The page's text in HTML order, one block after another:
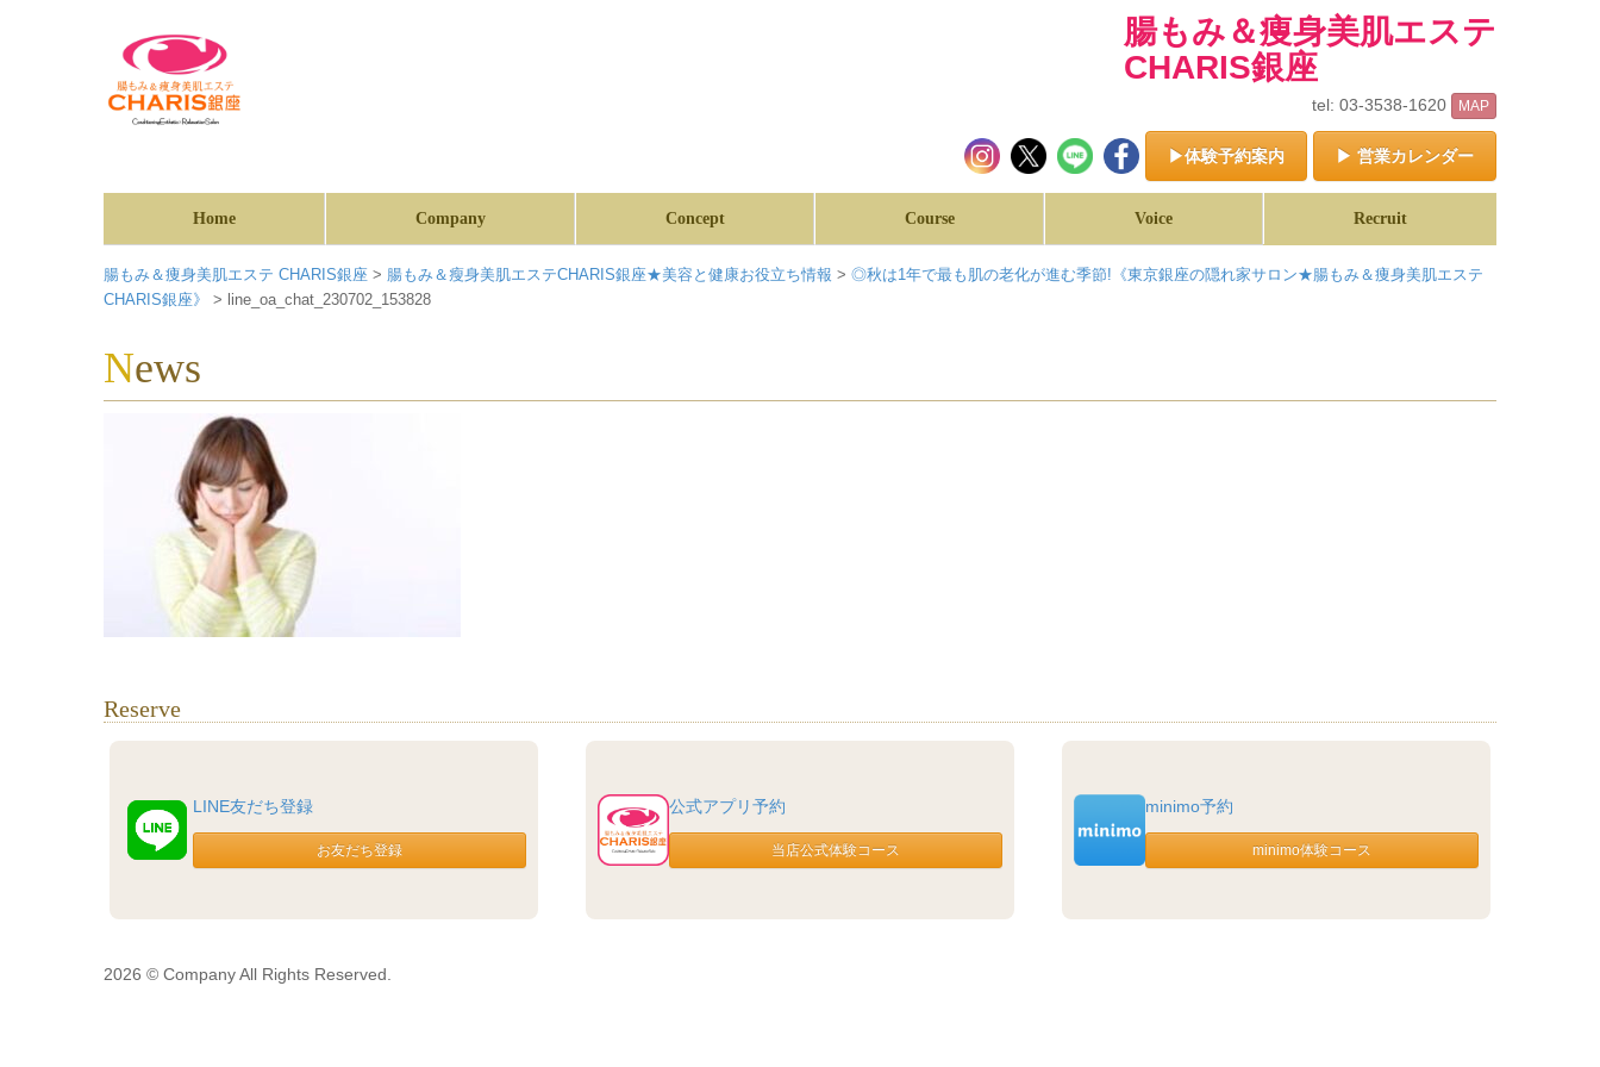
腸もみ＆痩身美肌エステ
CHARIS銀座
tel: 03-3538-1620 MAP
▶体験予約案内 ▶ 営業カレンダー
Home Company Concept Course Voice Recruit
腸もみ＆痩身美肌エステ CHARIS銀座 > 腸もみ＆瘦身美肌エステCHARIS銀座★美容と健康お役立ち情報 > ◎秋は1年で最も肌の老化が進む季節!《東京銀座の隠れ家サロン★腸もみ＆痩身美肌エステ
CHARIS銀座》
> line_oa_chat_230702_153828
News
Reserve
LINE友だち登録 公式アプリ予約 minimo予約
2026 © Company All Rights Reserved.